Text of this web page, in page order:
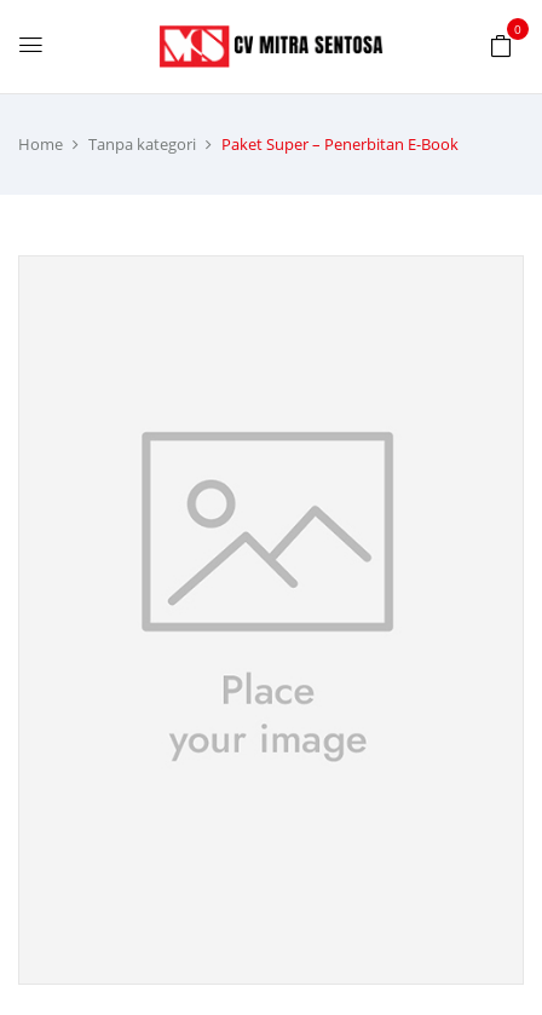
0
Home Tanpa kategori Paket Super – Penerbitan E-Book